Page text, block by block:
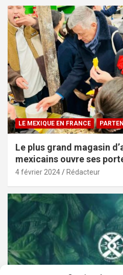
LE MEXIQUE EN FRANCE
Le plus grand magasin
mexicains ouvre ses
4 février 2024 Rédacteur